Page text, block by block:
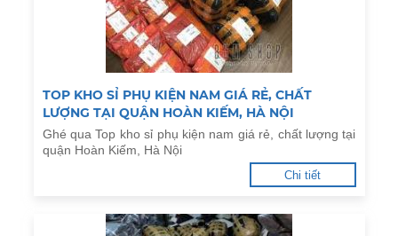
TOP KHO SỈ PHỤ KIỆN NAM GIÁ RẺ, CHẤT
LƯỢNG TẠI QUẬN HOÀN KIẾM, HÀ NỘI
Ghé qua Top kho sỉ phụ kiện nam giá rẻ, chất lượng tại
quận Hoàn Kiếm, Hà Nội
Chi tiết